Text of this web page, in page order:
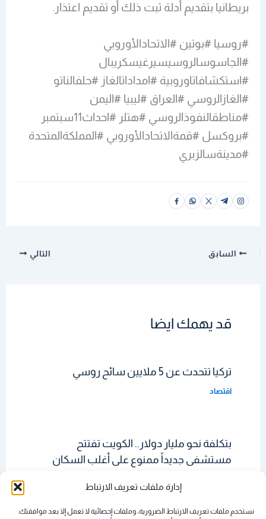
إدارة ملفات تعريف الارتباط
نستخدم ملفات تعريف الارتباط الضرورية، وملفات إحصائية لا تعمل إلا بعد موافقتك.
بريطانيا بتقديم أدلة ثبت ذلك أو تقديم اعتذار.
#روسيا #بوتين #الاتحادالأوروبي
#الجاسوسالروسيسيرغيسكريبال
#استكشافاتاوروبية #امداداتالغاز #حلفالناتو
#الغازالروسي #العراق #ليبيا #اليمن
#مناطقالنفوذالروسي #هتلر #احداث11سبتمبر
#بروكسل #قمةالاتحادالأوروبي #المملكةالمتحدة
#مدينةسالزبري
السابق التالي
قد يهمك ايضا
تركيا تتحدث عن 5 ملايين سائح روسي
اقتصاد
بتكلفة نحو مليار دولار.. الكويت تفتتح
مستشفى جديداً ممنوع على أغلب السكان